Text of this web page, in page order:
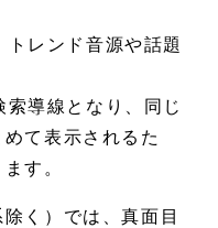
レンド音源や話題
導線となり、同じ
て表示されるた
す。
く）では、真面目